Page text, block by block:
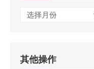
归
其他操作